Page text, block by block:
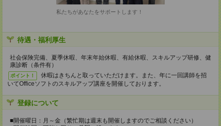
私たちがあなたをサポートします！
待遇・福利厚生
社会保険完備、夏季休暇、年末年始休暇、有給休暇、スキルアップ研修、健
康診断（条件有）
ポイント！
休暇はきちんと取っていただけます。また、年に一回講師を招
いてOfficeソフトのスキルアップ講座を開催しております。
登録について
■開催曜日：月～金（繁忙期は週末も開催しますのでご相談ください）